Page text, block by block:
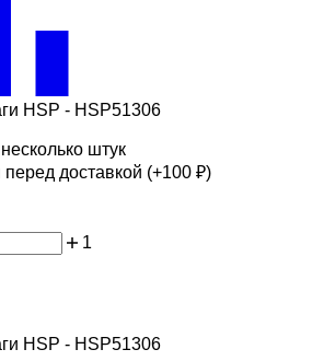
HSP - HSP51306
штук
доставкой (+100 ₽)
1
HSP - HSP51306